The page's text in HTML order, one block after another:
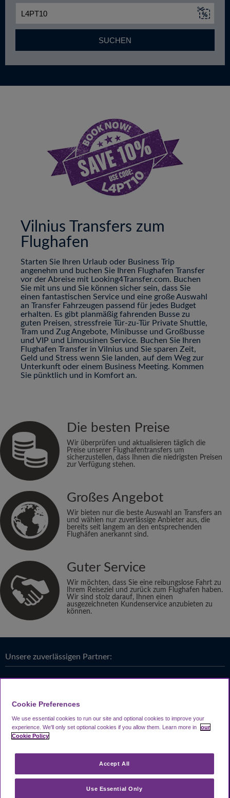
SUCHEN
Vilnius Transfers zum
Flughafen
Starten Sie Ihren Urlaub oder Business Trip
angenehm und buchen Sie Ihren Flughafen Transfer
vor der Abreise mit Looking4Transfer.com. Buchen
Sie mit uns und Sie können sicher sein, dass Sie
einen fantastischen Service und eine große Auswahl
an Transfer Fahrzeugen passend für jedes Budget
erhalten. Es gibt planmäßig fahrenden Busse zu
guten Preisen, stressfreie Tür-zu-Tür Private Shuttle,
Tram und Zug Angebote, Minibusse und Großbusse
und VIP und Limousinen Service. Buchen Sie Ihren
Flughafen Transfer in Vilnius und Sie sparen Zeit,
Geld und Stress wenn Sie landen, auf dem Weg zur
Unterkunft oder einem Business Meeting. Kommen
Sie pünktlich und in Komfort an.
Die besten Preise
Wir überprüfen und aktualisieren täglich die
Preise unserer Flughafentransfers um
sicherzustellen, dass Ihnen die niedrigsten Preisen
zur Verfügung stehen.
Großes Angebot
Wir bieten nur die beste Auswahl an Transfers an
und wählen nur zuverlässige Anbieter aus, die
bereits seit langem an den entsprechenden
Flughäfen anerkannt sind.
Guter Service
Wir möchten, dass Sie eine reibungslose Fahrt zu
Ihrem Reiseziel und zurück zum Flughafen haben.
Wir sind stolz darauf, Ihnen einen
ausgezeichneten Kundenservice anzubieten zu
können.
Unsere zuverlässigen Partner:
Cookie Preferences
We use essential cookies to run our site and optional cookies to improve your
experience. We'll only set optional cookies if you allow them. Learn more in
our
Cookie Policy
Use Essential Only
Accept All